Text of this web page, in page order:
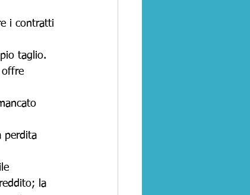
i contratti
taglio.
offre
perdita
la